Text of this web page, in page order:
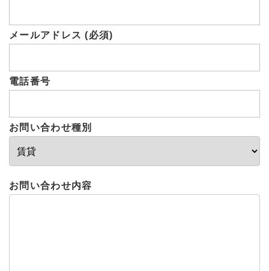
メールアドレス (必須)
電話番号
お問い合わせ種別
お問い合わせ内容